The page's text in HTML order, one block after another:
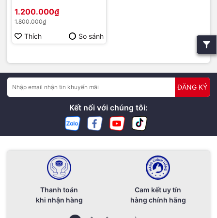
1.200.000₫
1.800.000₫
Thích So sánh
ĐĂNG KÝ
Kết nối với chúng tôi:
Thanh toán
khi nhận hàng
Cam kết uy tín
hàng chính hãng